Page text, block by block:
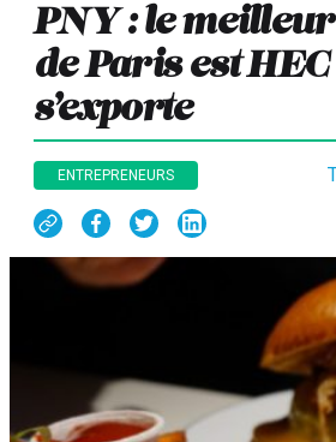
PNY : le
de Paris est HEC
s’exporte
ENTREPRENEURS